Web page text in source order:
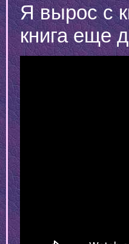
Я вырос с
книга еще